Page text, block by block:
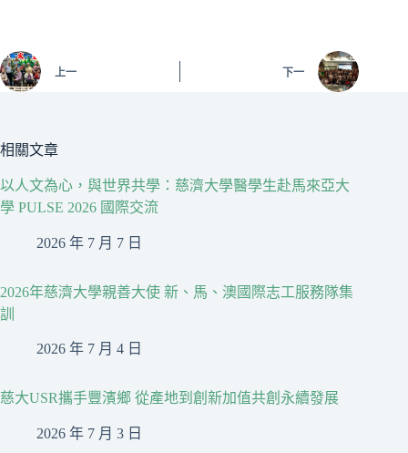
上一 下一
相關文章
以人文為心，與世界共學：慈濟大學醫學生赴馬來亞大
學 PULSE 2026 國際交流
2026 年 7 月 7 日
2026年慈濟大學親善大使 新、馬、澳國際志工服務隊集
訓
2026 年 7 月 4 日
慈大USR攜手豐濱鄉 從產地到創新加值共創永續發展
2026 年 7 月 3 日